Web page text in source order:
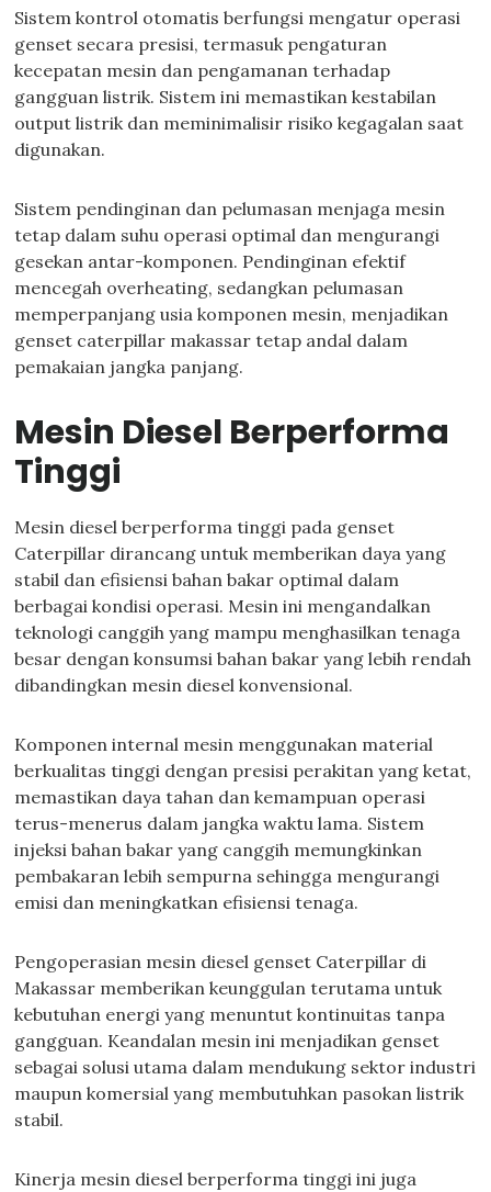
Sistem kontrol otomatis berfungsi mengatur operasi
genset secara presisi, termasuk pengaturan
kecepatan mesin dan pengamanan terhadap
gangguan listrik. Sistem ini memastikan kestabilan
output listrik dan meminimalisir risiko kegagalan saat
digunakan.
Sistem pendinginan dan pelumasan menjaga mesin
tetap dalam suhu operasi optimal dan mengurangi
gesekan antar-komponen. Pendinginan efektif
mencegah overheating, sedangkan pelumasan
memperpanjang usia komponen mesin, menjadikan
genset caterpillar makassar tetap andal dalam
pemakaian jangka panjang.
Mesin Diesel Berperforma
Tinggi
Mesin diesel berperforma tinggi pada genset
Caterpillar dirancang untuk memberikan daya yang
stabil dan efisiensi bahan bakar optimal dalam
berbagai kondisi operasi. Mesin ini mengandalkan
teknologi canggih yang mampu menghasilkan tenaga
besar dengan konsumsi bahan bakar yang lebih rendah
dibandingkan mesin diesel konvensional.
Komponen internal mesin menggunakan material
berkualitas tinggi dengan presisi perakitan yang ketat,
memastikan daya tahan dan kemampuan operasi
terus-menerus dalam jangka waktu lama. Sistem
injeksi bahan bakar yang canggih memungkinkan
pembakaran lebih sempurna sehingga mengurangi
emisi dan meningkatkan efisiensi tenaga.
Pengoperasian mesin diesel genset Caterpillar di
Makassar memberikan keunggulan terutama untuk
kebutuhan energi yang menuntut kontinuitas tanpa
gangguan. Keandalan mesin ini menjadikan genset
sebagai solusi utama dalam mendukung sektor industri
maupun komersial yang membutuhkan pasokan listrik
stabil.
Kinerja mesin diesel berperforma tinggi ini juga